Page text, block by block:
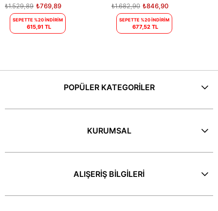
₺769,89
₺1.529,89
SEPETTE %20 İNDİRİM
615,91 TL
₺846,90
₺1.682,90
SEPETTE %20 İNDİRİM
677,52 TL
POPÜLER KATEGORİLER
KURUMSAL
ALIŞERİŞ BİLGİLERİ